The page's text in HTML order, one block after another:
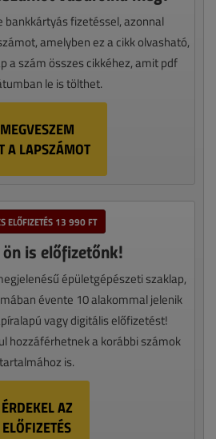
bankkártyás fizetéssel, azonnal
amelyben ez a cikk olvasható,
a szám összes cikkéhez, amit pdf
le is tölthet.
MEGVESZEM
A LAPSZÁMOT
ELŐFIZETÉS 13 990 FT
ön is előfizetőnk!
épületgépészeti szaklap,
évente 10 alakommal jelenik
vagy digitális előfizetést!
hozzáférhetnek a korábbi számok
tartalmához is.
ÉRDEKEL AZ
ELŐFIZETÉS